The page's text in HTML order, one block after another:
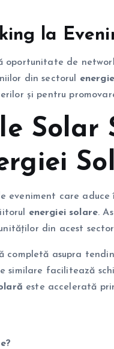
la
oportunitate de
din sectorul
și pentru
Solar
eveniment care
energiei solare.
din acest
completă asupra
similare facilitează
este accelerată